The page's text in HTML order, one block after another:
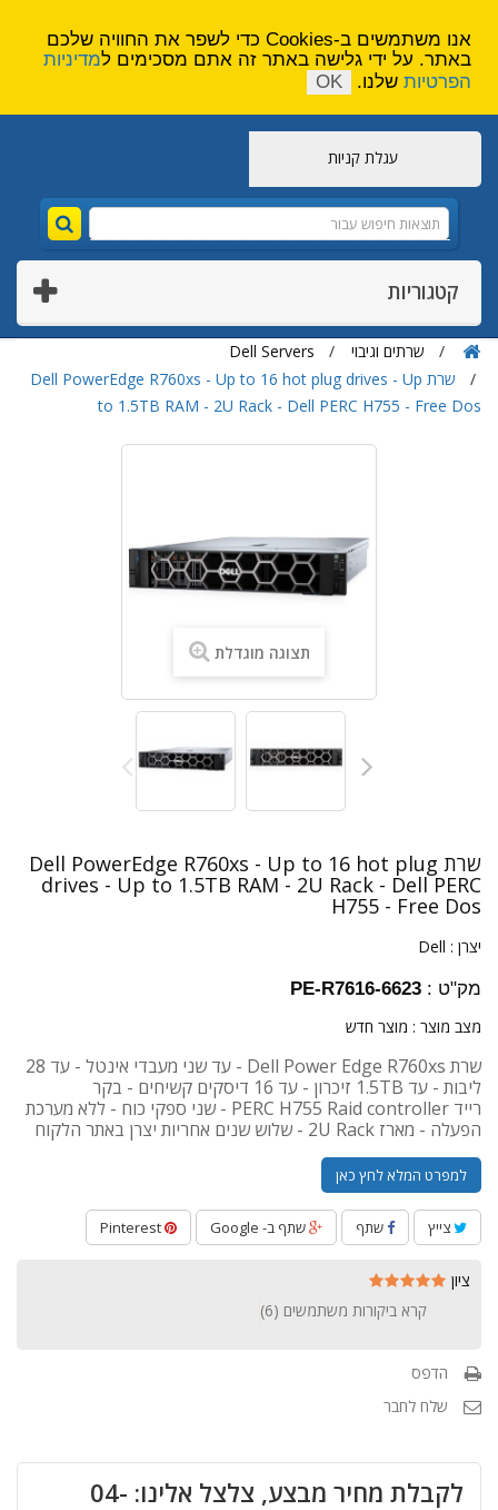
עגלת קניות
קטגוריות
שרתים וגיבוי
Dell Servers
שרת Dell PowerEdge R760xs - Up to 16 hot plug drives - Up
to 1.5TB RAM - 2U Rack - Dell PERC H755 - Free Dos
תצוגה מוגדלת
שרת Dell PowerEdge R760xs - Up to 16 hot plug
drives - Up to 1.5TB RAM - 2U Rack - Dell PERC
H755 - Free Dos
יצרן : Dell
מק"ט : PE-R7616-6623
מצב מוצר : מוצר חדש
שרת Dell Power Edge R760xs - עד שני מעבדי אינטל - עד 28
ליבות - עד 1.5TB זיכרון - עד 16 דיסקים קשיחים - בקר
רייד PERC H755 Raid controller - שני ספקי כוח - ללא מערכת
הפעלה - מארז 2U Rack - שלוש שנים אחריות יצרן באתר הלקוח
למפרט המלא לחץ כאן
צייץ שתף שתף ב- Google
ציון
קרא ביקורות משתמשים (6
)
הדפס
שלח לחבר
לקבלת מחיר מבצע, צלצל אלינו: 04-
אנו משתמשים ב-Cookies כדי לשפר את החוויה שלכם
באתר. על ידי גלישה באתר זה אתם מסכימים למדיניות
הפרטיות שלנו. OK